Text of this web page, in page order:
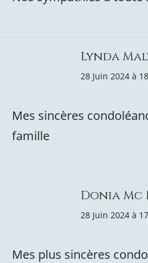
Lynda
28 Juin 2024 à
Mes sincères
famille
Donia
28 Juin 2024 à
Mes plus sincères